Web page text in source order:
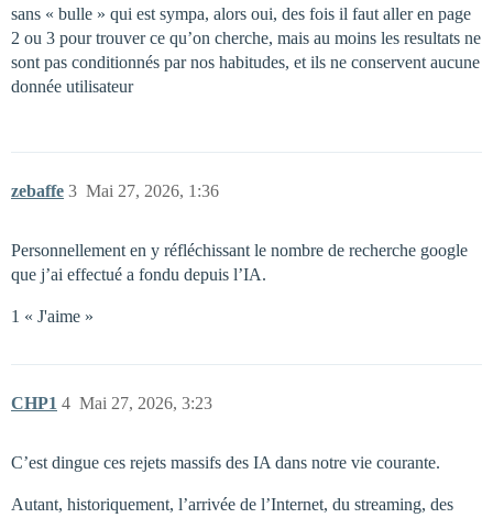
sans « bulle » qui est sympa, alors oui, des fois il faut aller en page
2 ou 3 pour trouver ce qu’on cherche, mais au moins les resultats ne
sont pas conditionnés par nos habitudes, et ils ne conservent aucune
donnée utilisateur
zebaffe Mai 27, 2026, 1:36
3
Personnellement en y réfléchissant le nombre de recherche google
que j’ai effectué a fondu depuis l’IA.
1 « J'aime »
CHP1 Mai 27, 2026, 3:23
4
C’est dingue ces rejets massifs des IA dans notre vie courante.
Autant, historiquement, l’arrivée de l’Internet, du streaming, des